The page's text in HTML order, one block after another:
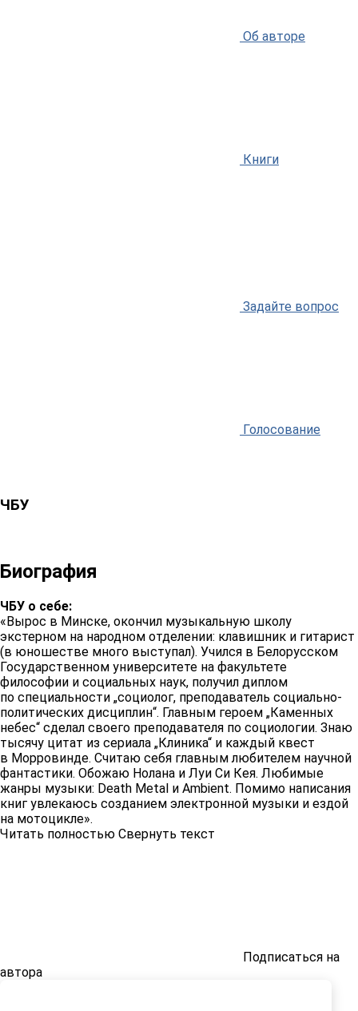
Об авторе
Книги
Задайте вопрос
Голосование
ЧБУ
Биография
ЧБУ о себе:
«Вырос в Минске, окончил музыкальную школу
экстерном на народном отделении: клавишник и гитарист
(в юношестве много выступал). Учился в Белорусском
Государственном университете на факультете
философии и социальных наук, получил диплом
по специальности „социолог, преподаватель социально-
политических дисциплин“. Главным героем „Каменных
небес“ сделал своего преподавателя по социологии. Знаю
тысячу цитат из сериала „Клиника“ и каждый квест
в Морровинде. Считаю себя главным любителем научной
фантастики. Обожаю Нолана и Луи Си Кея. Любимые
жанры музыки: Death Metal и Ambient. Помимо написания
книг увлекаюсь созданием электронной музыки и ездой
на мотоцикле».
Читать полностью Свернуть текст
Подписаться на
автора